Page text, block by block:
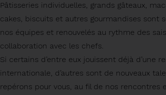
Pâtisseries individuelles, grands gâteaux,
cakes, biscuits et autres gourmandises sont
nos équipes et renouvelés au rythme des
collaboration avec les chefs.
Si certains d’entre eux jouissent déjà d’une
internationale, d’autres sont de nouveaux
repérons pour vous, au fil de nos rencontres